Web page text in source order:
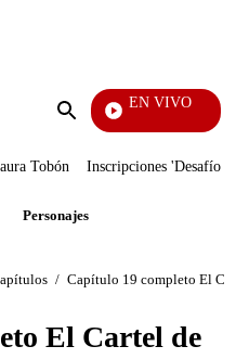
Enviar
EN VIVO
Tobón Inscripciones 'Desafío'
Personajes
/ Capítulo 19 completo El
El Cartel de